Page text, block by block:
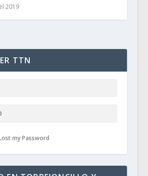
2019
TTN
my Password